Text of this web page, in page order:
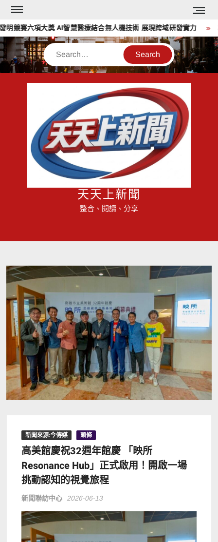
Skip
content
賽六項大獎 AI智慧醫療結合無人機技術 展現跨域研發實力 林
Search
天天上新聞
整合、閱讀、分享
新聞來源:今傳媒 頭條
高美館慶祝32週年館慶 「映所
Resonance Hub」正式啟用！開啟一場
挑動認知的視覺旅程
新聞聯訪中心 2026-06-13